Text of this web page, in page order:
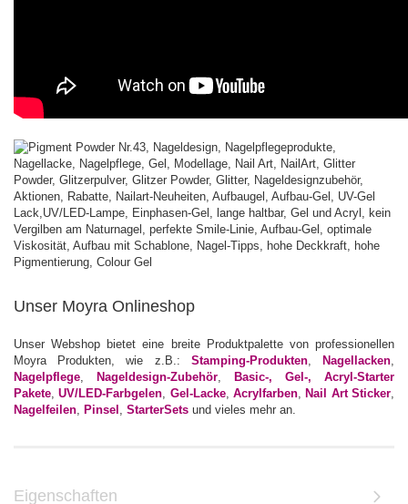
Unser Moyra Onlineshop
Unser Webshop bietet eine breite Produktpalette von professionellen
Moyra Produkten, wie z.B.: Stamping-Produkten, Nagellacken
Nagelpflege
Nageldesign-Zubehör
Basic-, Gel-, Acryl-Starter
Pakete ,UV/LED-Farbgelen Gel-Lacke,Acrylfarben ,Nail Art Sticker
Nagelfeilen Pinsel StarterSets und vieles mehr an.
Eigenschaften